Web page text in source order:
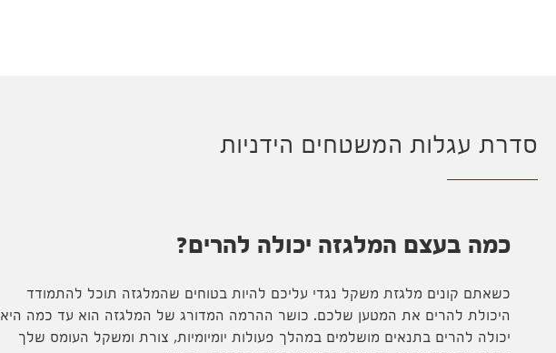
סדרת עגלות המשטחים הידניות
כמה בעצם המלגזה יכולה להרים?
כשאתם קונים מלגזת משקל נגדי עליכם להיות בטוחים שהמלגזה תוכל להתמודד
היכולת להרים את המטען שלכם. כושר ההרמה המדורג של המלגזה הוא עד כמה היא
יכולה להרים בתנאים מושלמים במהלך פעולות יומיומיות, צורת ומשקל העומס שלך